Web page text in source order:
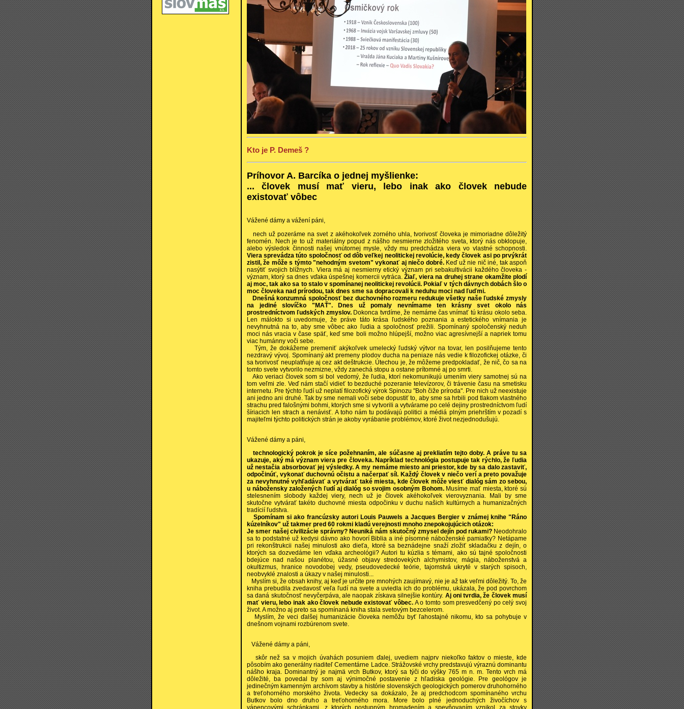
Kto je P. Demeš ?
Príhovor A. Barcíka o jednej myšlienke:
... človek musí mať vieru, lebo inak ako človek nebude
existovať vôbec
Vážené dámy a vážení páni,
nech už pozeráme na svet z akéhokoľvek zorného uhla, tvorivosť človeka je mimoriadne dôležitý
fenomén. Nech je to už materiálny popud z nášho nesmierne zložitého sveta, ktorý nás obklopuje,
alebo výsledok činnosti našej vnútornej mysle, vždy mu predchádza viera vo vlastné schopnosti.
Viera sprevádza túto spoločnosť od dôb veľkej neolitickej revolúcie, kedy človek asi po prvýkrát
zistil, že môže s týmto "nehodným svetom" vykonať aj niečo dobré.Keď už nie nič iné, tak aspoň
nasýtiť svojich blížnych. Viera má aj nesmierny etický význam pri sebakultivácii každého človeka -
význam, ktorý sa dnes vďaka úspešnej komercii vytráca.Žiaľ, viera na druhej strane okamžite plodí
aj moc, tak ako sa to stalo v spomínanej neolitickej revolúcii. Pokiaľ v tých dávnych dobách šlo o
moc človeka nad prírodou, tak dnes sme sa dopracovali k neduhu moci nad ľuďmi.
Dnešná konzumná spoločnosť bez duchovného rozmeru redukuje všetky naše ľudské zmysly
na jediné slovíčko "MAŤ". Dnes už pomaly nevnímame ten krásny svet okolo nás
prostredníctvom ľudských zmyslov.Dokonca tvrdíme, že nemáme čas vnímať tú krásu okolo seba.
Len málokto si uvedomuje, že práve táto krása ľudského poznania a estetického vnímania je
nevyhnutná na to, aby sme vôbec ako ľudia a spoločnosť prežili. Spomínaný spoločenský neduh
moci nás vracia v čase späť, keď sme boli možno hlúpejší, možno viac agresívnejší a napriek tomu
viac humánny voči sebe.
Tým, že dokážeme premeniť akýkoľvek umelecký ľudský výtvor na tovar, len posilňujeme tento
nezdravý vývoj. Spomínaný akt premeny plodov ducha na peniaze nás vedie k filozofickej otázke, či
sa tvorivosť neuplatňuje aj cez akt deštrukcie. Útechou je, že môžeme predpokladať, že nič, čo sa na
tomto svete vytvorilo nezmizne, vždy zanechá stopu a ostane prítomné aj po smrti.
Ako veriaci človek som si bol vedomý, že ľudia, ktorí nekomunikujú umením viery samotnej sú na
tom veľmi zle. Veď nám stačí vidieť to bezduché pozeranie televízorov, či trávenie času na smetisku
internetu. Pre týchto ľudí už neplatí filozofický výrok Spinozu "Boh čiže príroda". Pre nich už neexistuje
ani jedno ani druhé. Tak by sme nemali voči sebe dopustiť to, aby sme sa hrbili pod tlakom vlastného
strachu pred falošnými bohmi, ktorých sme si vytvorili a vytvárame po celé dejiny prostredníctvom ľudí
šíriacich len strach a nenávisť. A toho nám tu podávajú politici a médiá plným priehrštím v pozadí s
majiteľmi týchto politických strán je akoby vyrábanie problémov, ktoré život nezjednodušujú.
Vážené dámy a páni,
technologický pokrok je síce požehnaním, ale súčasne aj prekliatím tejto doby. A práve tu sa
ukazuje, aký má význam viera pre človeka. Napríklad technológia postupuje tak rýchlo, že ľudia
už nestačia absorbovať jej výsledky. A my nemáme miesto ani priestor, kde by sa dalo zastaviť,
odpočinúť, vykonať duchovnú očistu a načerpať síl. Každý človek v niečo verí a preto považuje
za nevyhnutné vyhľadávať a vytvárať také miesta, kde človek môže viesť dialóg sám zo sebou,
u nábožensky založených ľudí aj dialóg so svojim osobným Bohom.Musíme mať miesta, ktoré sú
stelesnením slobody každej viery, nech už je človek akéhokoľvek vierovyznania. Mali by sme
skutočne vytvárať takéto duchovné miesta odpočinku v duchu našich kultúrnych a humanizačných
tradícií ľudstva.
Spomínam si ako francúzsky autori Louis Pauwels a Jacques Bergier v známej knihe "Ráno
kúzelníkov" už takmer pred 60 rokmi kladú verejnosti mnoho znepokojujúcich otázok:
Je smer našej civilizácie správny? Neuniká nám skutočný zmysel dejín pod rukami?Neodohralo
sa to podstatné už kedysi dávno ako hovorí Biblia a iné písomné náboženské pamiatky? Netápame
pri rekonštrukcii našej minulosti ako dieťa, ktoré sa beznádejne snaží zložiť skladačku z dejín, o
ktorých sa dozvedáme len vďaka archeológii? Autori tu kúzlia s témami, ako sú tajné spoločnosti
bdejúce nad našou planétou, úžasné objavy stredovekých alchymistov, mágia, náboženstvá a
okultizmus, hranice novodobej vedy, pseudovedecké teórie, tajomstvá ukryté v starých spisoch,
neobvyklé znalosti a úkazy v našej minulosti...
Myslím si, že obsah knihy, aj keď je určite pre mnohých zaujímavý, nie je až tak veľmi dôležitý. To, že
kniha prebudila zvedavosť veľa ľudí na svete a uviedla ich do problému, ukázala, že pod povrchom
sa daná skutočnosť nevyčerpáva, ale naopak získava silnejšie kontúry. Aj oni tvrdia, že človek musí
mať vieru, lebo inak ako človek nebude existovať vôbec. A o tomto som presvedčený po celý svoj
život. A možno aj preto sa spomínaná kniha stala svetovým bezcelerom.
Myslím, že veci ďalšej humanizácie človeka nemôžu byť ľahostajné nikomu, kto sa pohybuje v
dnešnom vojnami rozbúrenom svete.
Vážené dámy a páni,
skôr než sa v mojich úvahách posuniem ďalej, uvediem najprv niekoľko faktov o mieste, kde
pôsobím ako generálny riaditeľ Cementárne Ladce. Strážovské vrchy predstavujú výraznú dominantu
nášho kraja. Dominantný je najmä vrch Butkov, ktorý sa týči do výšky 765 m n. m. Tento vrch má
dôležité, ba povedal by som aj výnimočné postavenie z hľadiska geológie. Pre geológov je
jedinečným kamenným archívom stavby a histórie slovenských geologických pomerov druhohorného
a treťohorného morského života. Vedecky sa dokázalo, že aj predchodcom spomínaného vrchu
Butkov bolo dno druho a treťohorného mora. More bolo plné jednoduchých živočíchov s